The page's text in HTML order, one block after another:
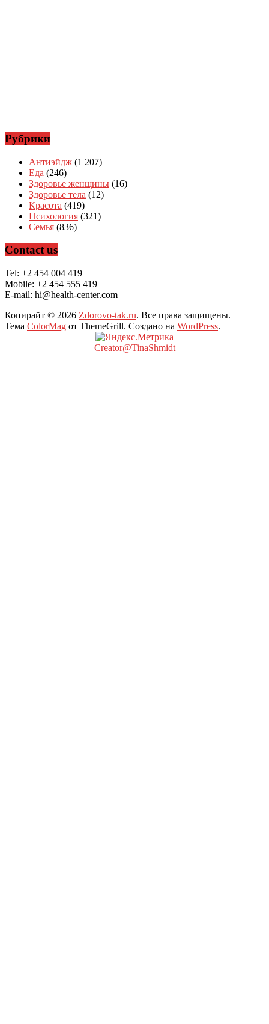
Рубрики
Антиэйдж (1 207)
Еда (246)
Здоровье женщины (16)
Здоровье тела (12)
Красота (419)
Психология (321)
Семья (836)
Contact us
Tel: +2 454 004 419
Mobile: +2 454 555 419
E-mail: hi@health-center.com
Копирайт © 2026 Zdorovo-tak.ru. Все права защищены.
Тема ColorMag от ThemeGrill. Создано на WordPress.
Creator@TinaShmidt